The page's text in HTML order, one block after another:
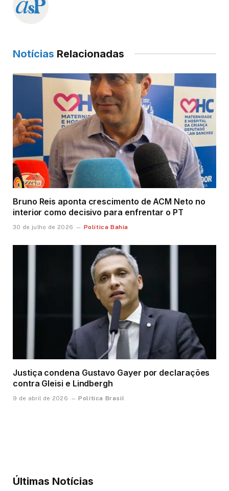
Notícias Relacionadas
Bruno Reis aponta crescimento de ACM Neto no
interior como decisivo para enfrentar o PT
30 de julho de 2026 Política Bahia
Justiça condena Gustavo Gayer por declarações
contra Gleisi e Lindbergh
9 de abril de 2026 Política Brasil
Últimas Notícias